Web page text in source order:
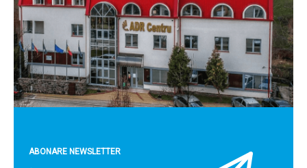
ABONARE NEWSLETTER